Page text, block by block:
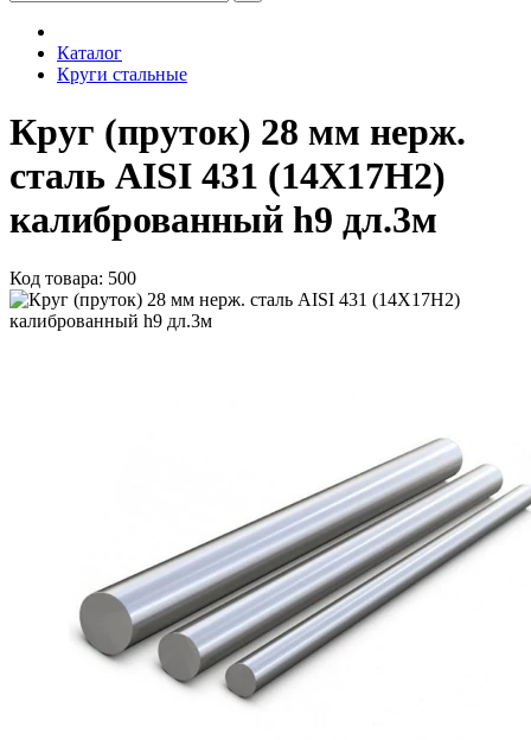
Каталог
Круги стальные
Круг (пруток) 28 мм нерж.
сталь AISI 431 (14Х17Н2)
калиброванный h9 дл.3м
Код товара: 500